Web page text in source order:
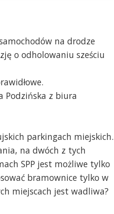
na drodze
o odholowaniu sześciu
Podzińska z biura
parkingach miejskich.
na dwóch z tych
SPP jest możliwe tylko
bramownice tylko w
miejscach jest wadliwa?